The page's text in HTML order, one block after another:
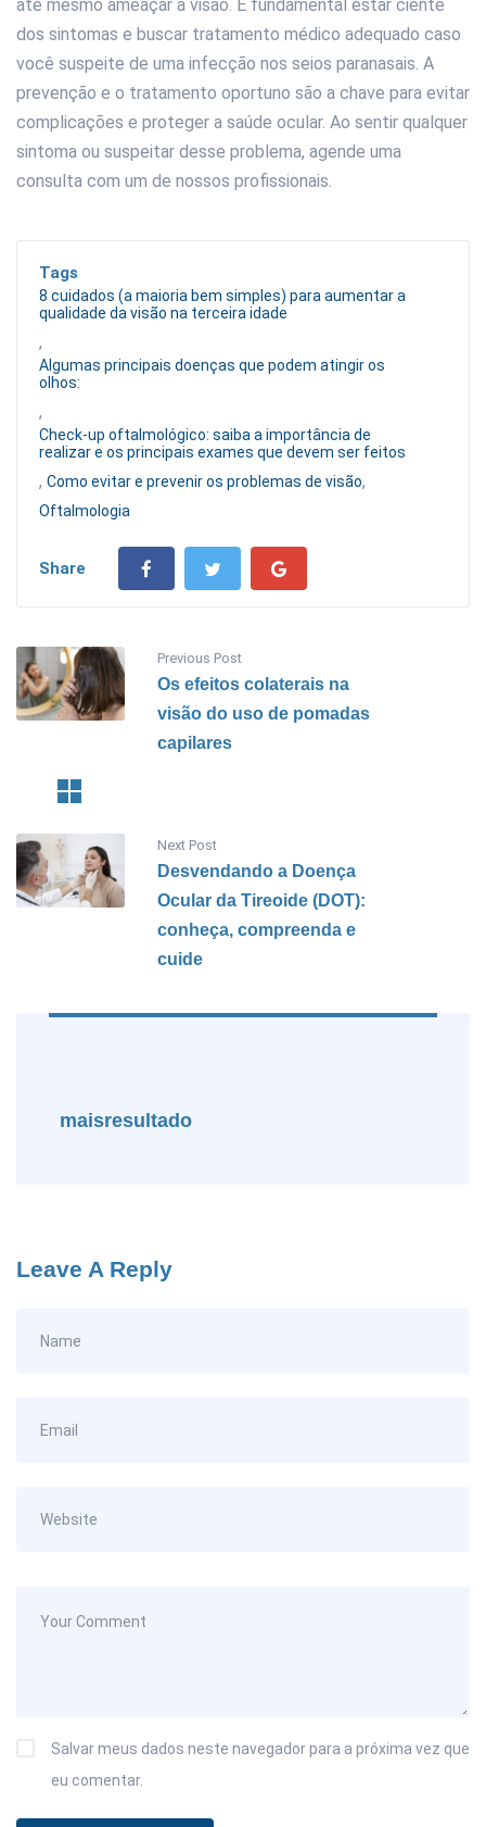
até mesmo ameaçar a visão. É fundamental estar ciente
dos sintomas e buscar tratamento médico adequado caso
você suspeite de uma infecção nos seios paranasais. A
prevenção e o tratamento oportuno são a chave para evitar
complicações e proteger a saúde ocular. Ao sentir qualquer
sintoma ou suspeitar desse problema, agende uma
consulta com um de nossos profissionais.
Tags
8 cuidados (a maioria bem simples) para aumentar a
qualidade da visão na terceira idade
,
Algumas principais doenças que podem atingir os
olhos:
,
Check-up oftalmológico: saiba a importância de
realizar e os principais exames que devem ser feitos
, Como evitar e prevenir os problemas de visão,
Oftalmologia
Share
Previous Post
Os efeitos colaterais na
visão do uso de pomadas
capilares
Next Post
Desvendando a Doença
Ocular da Tireoide (DOT):
conheça, compreenda e
cuide
maisresultado
Leave A Reply
Salvar meus dados neste navegador para a próxima vez que
eu comentar.